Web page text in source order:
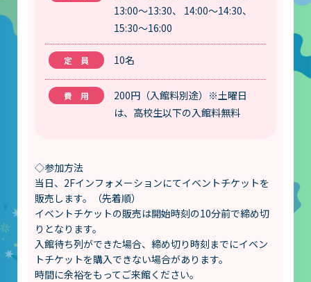
天文グループアルバイト募集
実験・展示分野のアルバイト募集
インフォメーション アルバイト募集
科学館ボランティア募集
職場体験・実習・CST
職場体験について
博物館実習について
山梨大学CSTの受講者の方へ
13:00～13:30、 14:00～14:30、
15:30～16:00
10名
200円（入館料別途）※土曜日
は、高校生以下の入館料無料
◇参加方法
当日、2Fインフォメーションにてイベントチケットを
販売します。（先着順）
イベントチケットの販売は開始時刻の10分前で締め切
りとなります。
入館待ち列ができた場合、締め切り時刻までにイベン
トチケットを購入できない場合があります。
時間に余裕をもってご来館ください。